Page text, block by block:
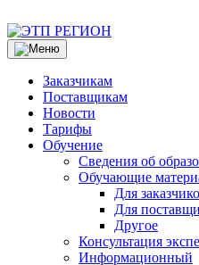
Заказчикам
Поставщикам
Новости
Тарифы
Обучение
Сведения об
Обучающие
Для
Для
Другое
Консультация
Информационный